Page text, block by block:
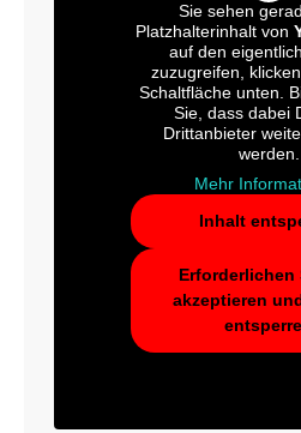
Sie sehen
Platzhalterinhalt von
auf den
zuzugreifen,
Schaltfläche unten.
Sie, dass dabei
Drittanbieter
werden.
Mehr
Inhalt
Erforderlichen
akzeptieren